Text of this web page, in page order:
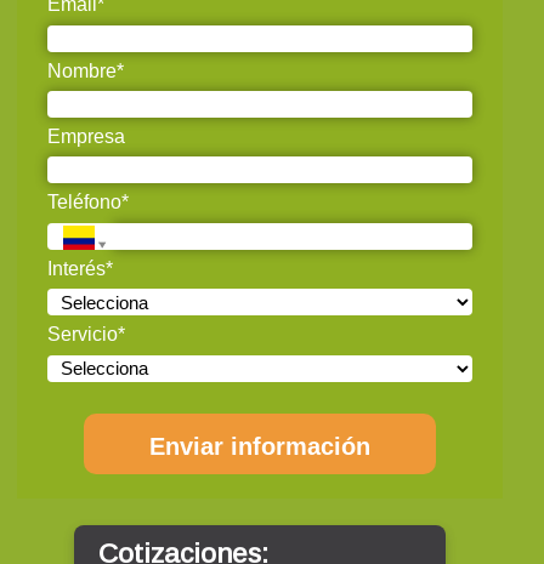
Email*
Nombre*
Empresa
Teléfono*
Interés*
Servicio*
Enviar información
Cotizaciones: